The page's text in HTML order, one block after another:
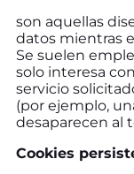
son aquellas
datos mientras
Se suelen
solo interesa
servicio
(por ejemplo,
desaparecen al
Cookies